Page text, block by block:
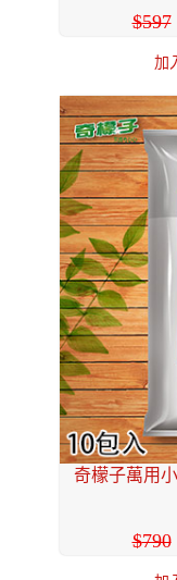
597
加
奇檬子萬用
790